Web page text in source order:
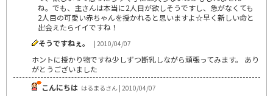
ね。でも、主さんは本当に2人目が欲しそうですし、急がなくても
2人目の可愛い赤ちゃんを授かれると思いますよ☆早く新しい命と
出会えたらイイですね！
そうですねぇ。
| 2010/04/07
ホントに授かり物ですね少しずつ断乳しながら頑張ってみます。 あり
がとうございました
こんにちは はるまるさん | 2010/04/07